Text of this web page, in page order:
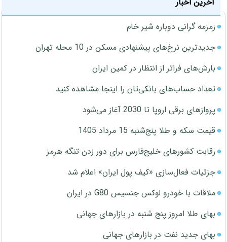
زمزمه گرانی دوباره شیر خام
جدیدترین نرخ‌های پیشنهادی مسکن در 10 محله تهران
بارش‌های فراتر از انتظار در کمین ایران
تعداد حساب‌های بانکی‌تان را اینجا مشاهده کنید
پروازهای برقی اروپا تا 2030 آغاز می‌شود
قیمت سکه و طلا پنج‌شنبه 15 مرداد 1405
رقابت کشورهای خلیج‌فارس برای دور زدن تنگه هرمز
جزئیات فعال‌سازی «کیف پول ایران» اعلام شد
ملاقات با خودرو لوکس جنسیس G80 در ایران
بهای طلا امروز پنج شنبه در بازارهای جهانی
بهای جدید نفت در بازارهای جهانی